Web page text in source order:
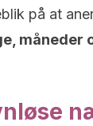
på at
måneder